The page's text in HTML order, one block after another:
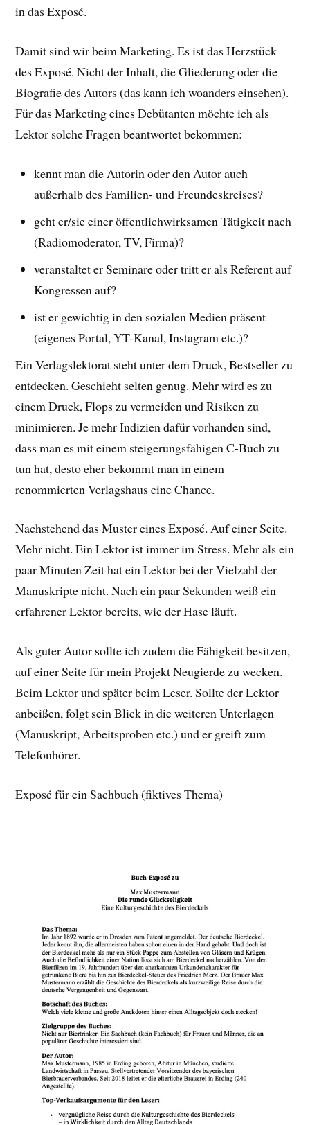
in das Exposé.
Damit sind wir beim Marketing. Es ist das Herzstück
des Exposé. Nicht der Inhalt, die Gliederung oder die
Biografie des Autors (das kann ich woanders einsehen).
Für das Marketing eines Debütanten möchte ich als
Lektor solche Fragen beantwortet bekommen:
kennt man die Autorin oder den Autor auch
außerhalb des Familien- und Freundeskreises?
geht er/sie einer öffentlichwirksamen Tätigkeit nach
(Radiomoderator, TV, Firma)?
veranstaltet er Seminare oder tritt er als Referent auf
Kongressen auf?
ist er gewichtig in den sozialen Medien präsent
(eigenes Portal, YT-Kanal, Instagram etc.)?
Ein Verlagslektorat steht unter dem Druck, Bestseller zu
entdecken. Geschieht selten genug. Mehr wird es zu
einem Druck, Flops zu vermeiden und Risiken zu
minimieren. Je mehr Indizien dafür vorhanden sind,
dass man es mit einem steigerungsfähigen C-Buch zu
tun hat, desto eher bekommt man in einem
renommierten Verlagshaus eine Chance.
Nachstehend das Muster eines Exposé. Auf einer Seite.
Mehr nicht. Ein Lektor ist immer im Stress. Mehr als ein
paar Minuten Zeit hat ein Lektor bei der Vielzahl der
Manuskripte nicht. Nach ein paar Sekunden weiß ein
erfahrener Lektor bereits, wie der Hase läuft.
Als guter Autor sollte ich zudem die Fähigkeit besitzen,
auf einer Seite für mein Projekt Neugierde zu wecken.
Beim Lektor und später beim Leser. Sollte der Lektor
anbeißen, folgt sein Blick in die weiteren Unterlagen
(Manuskript, Arbeitsproben etc.) und er greift zum
Telefonhörer.
Exposé für ein Sachbuch (fiktives Thema)